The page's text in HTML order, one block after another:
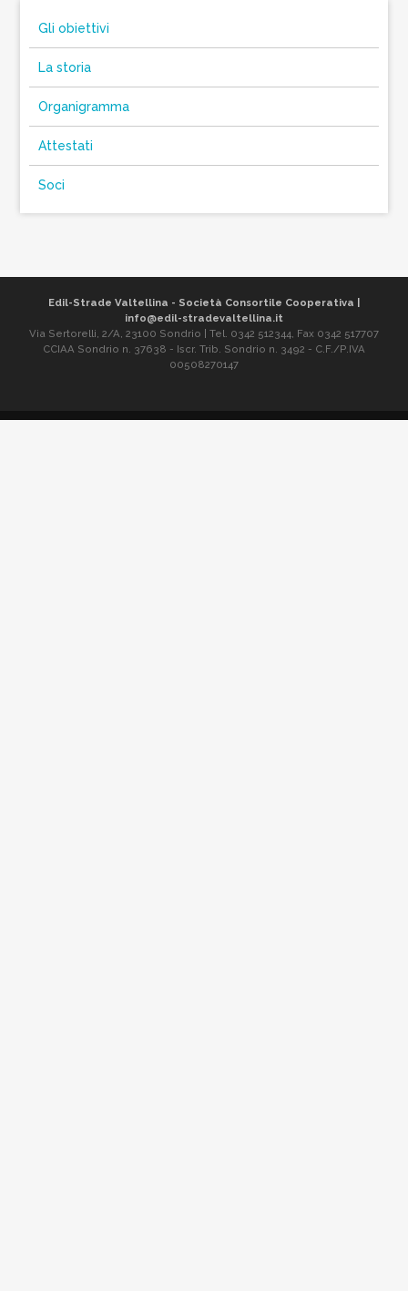
Gli obiettivi
La storia
Organigramma
Attestati
Soci
Edil-Strade Valtellina - Società Consortile Cooperativa |
info@edil-stradevaltellina.it
Via Sertorelli, 2/A, 23100 Sondrio | Tel. 0342 512344, Fax 0342 517707
CCIAA Sondrio n. 37638 - Iscr. Trib. Sondrio n. 3492 - C.F./P.IVA
00508270147